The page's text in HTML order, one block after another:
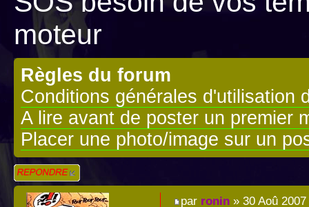
moteur
Règles du forum
Conditions générales d'utilisation
A lire avant de poster un premier
Placer une photo/image sur un
Répondre
par ronin» 30 Aoû 2007